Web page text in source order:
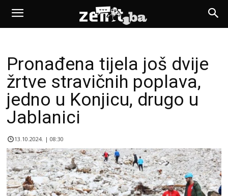
Pronađena tijela još dvije
žrtve stravičnih poplava,
jedno u Konjicu, drugo u
Jablanici
13.10.2024. | 08:30